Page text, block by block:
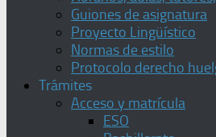
Guiones de asignatura
Proyecto Lingüístico
Normas de estilo
Protocolo derecho
Trámites
Acceso y matrícula
ESO